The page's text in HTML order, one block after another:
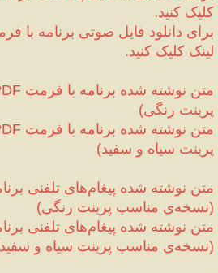
کلیک کنید.
برای دانلود فایل صوتی برنامه با
لینک کلیک کنید.
متن نوشته شده برنامه با فرمت
پرینت رنگی)
متن نوشته شده برنامه با فرمت
پرینت سیاه و سفید)
متن نوشته شده پیغام‌های تلفنی برنامه با فرمت
(نسخه‌ی مناسب پرینت رنگی )
متن نوشته شده پیغام‌های تلفنی برنامه با فرمت
(نسخه‌ی مناسب پرینت سیاه و سفید